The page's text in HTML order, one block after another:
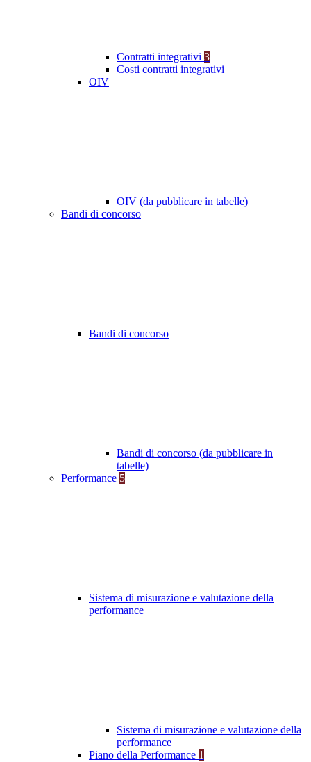
Contratti integrativi 3
Costi contratti integrativi
OIV
OIV (da pubblicare in tabelle)
Bandi di concorso
Bandi di concorso
Bandi di concorso (da pubblicare in
tabelle)
Performance 5
Sistema di misurazione e valutazione della
performance
Sistema di misurazione e valutazione della
performance
Piano della Performance 1